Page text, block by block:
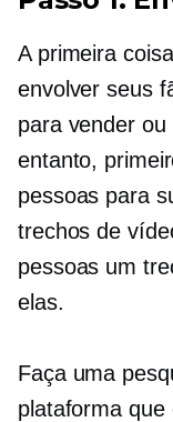
A primeira
envolver seus
para vender
entanto,
pessoas para
trechos de
pessoas um
elas.
Faça uma
plataforma que